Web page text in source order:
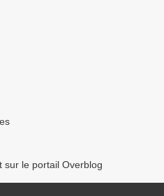
sur le portail Overblog